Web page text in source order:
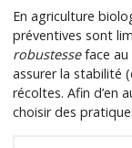
En agriculture
préventives sont
robustesseface
assurer la stabilité
récoltes. Afin d’en
choisir des